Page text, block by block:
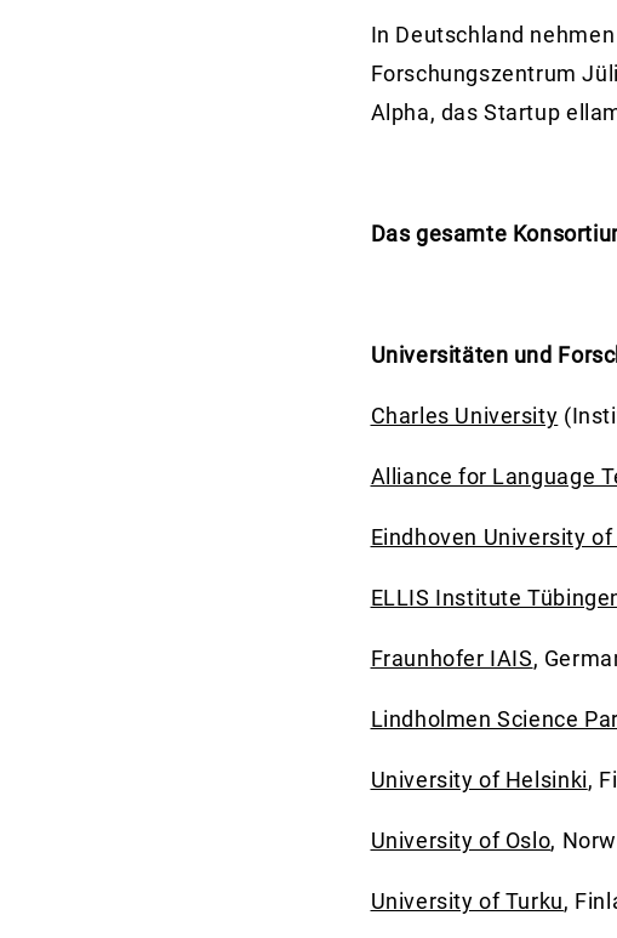
In Deutschland
Forschungszentrum
Alpha, das Startup
Das gesamte
Universitäten und
Charles University
Alliance for Language
Eindhoven University
ELLIS Institute
Fraunhofer IAIS,
Lindholmen Science
University of Helsinki,
University of Oslo,
University of Turku,